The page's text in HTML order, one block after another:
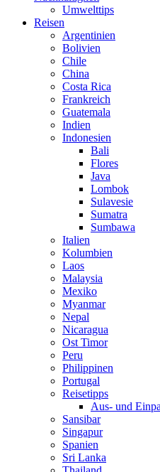
Umwelttips
Reisen
Argentinien
Bolivien
Chile
China
Costa Rica
Frankreich
Guatemala
Indien
Indonesien
Bali
Flores
Java
Lombok
Sulavesie
Sumatra
Sumbawa
Italien
Kolumbien
Laos
Malaysia
Mexiko
Myanmar
Nepal
Nicaragua
Ost Timor
Peru
Philippinen
Portugal
Reisetipps
Aus- und
Sansibar
Singapur
Spanien
Sri Lanka